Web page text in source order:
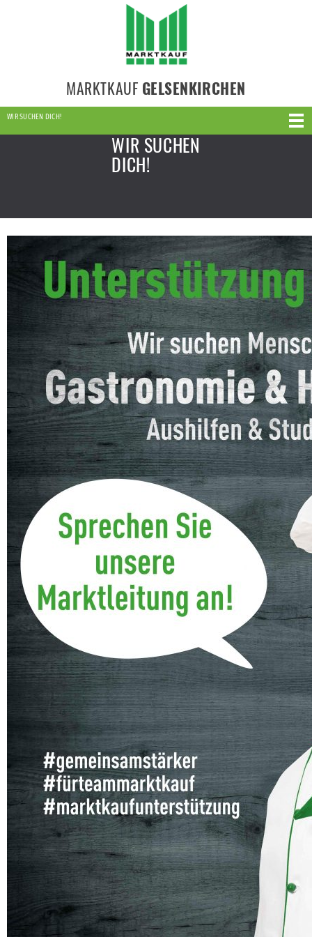
MARKTKAUF GELSENKIRCHEN
WIR SUCHEN DICH!
WIR SUCHEN
DICH!